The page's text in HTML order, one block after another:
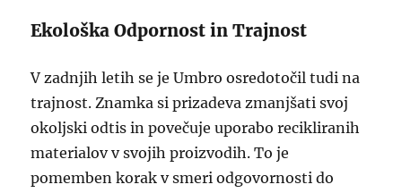
Ekološka Odpornost in Trajnost
V zadnjih letih se je Umbro osredotočil tudi na
trajnost. Znamka si prizadeva zmanjšati svoj
okoljski odtis in povečuje uporabo recikliranih
materialov v svojih proizvodih. To je
pomemben korak v smeri odgovornosti do